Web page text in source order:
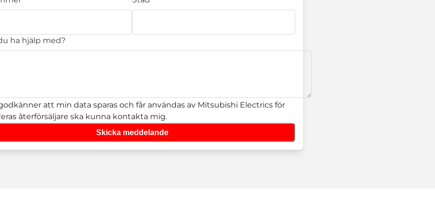
ha hjälp med?
att min data sparas och får användas av Mitsubishi Electrics för
återförsäljare ska kunna kontakta mig.
Skicka meddelande